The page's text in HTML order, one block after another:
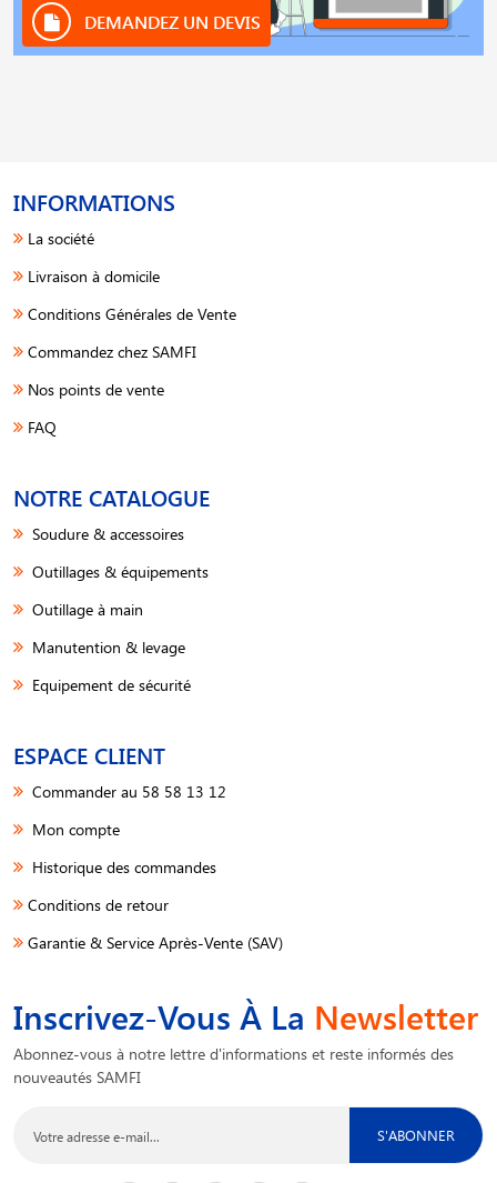
DEMANDEZ UN DEVIS
INFORMATIONS
La société
Livraison à domicile
Conditions Générales de Vente
Commandez chez SAMFI
Nos points de vente
FAQ
NOTRE CATALOGUE
Soudure & accessoires
Outillages & équipements
Outillage à main
Manutention & levage
Equipement de sécurité
ESPACE CLIENT
Commander au 58 58 13 12
Mon compte
Historique des commandes
Conditions de retour
Garantie & Service Après-Vente (SAV)
Inscrivez-Vous À La Newsletter
Abonnez-vous à notre lettre d'informations et reste informés des
nouveautés SAMFI
S'ABONNER